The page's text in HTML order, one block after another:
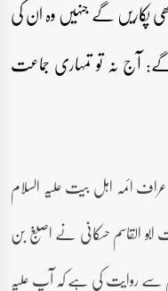
پکاریں گے جنہیں وہ ان کی
آج نہ تو تمہاری جماعت
ائمہ اہل بیت علیہ السلام
القاسم حسکانی نے اصبغ بن
سے روایت کی ہے کہ آپ علیہ